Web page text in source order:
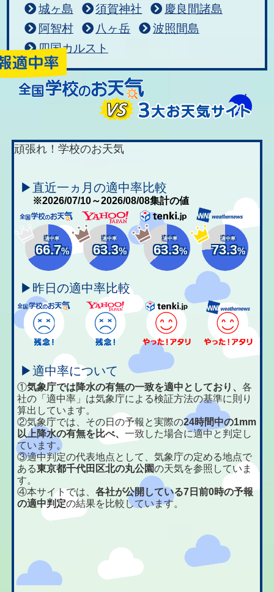
城ヶ島
須賀神社
慶良間諸島
阿智村
八ヶ岳
波照間島
四国カルスト
頑張れ！学校のお天気
▶直近一ヵ月の適中率比較
※2026/07/10～2026/08/08集計の値
適中率
66.7%
適中率
63.3%
適中率
63.3%
適中率
73.3%
▶昨日の適中率比較
▶適中率について
①気象庁では降水の有無の一致を適中としており、各
社の「適中率」は気象庁による検証方法の基準に則り
算出しています。
②気象庁では、その日の予報と実際の24時間中の1mm
以上降水の有無を比べ、一致した場合に適中と判定し
ています。
③適中判定の代表地点として、気象庁の定める地点で
ある東京都千代田区北の丸公園の天気を参照していま
す。
④本サイトでは、各社が公開している7日前0時の予報
の適中判定の結果を比較しています。